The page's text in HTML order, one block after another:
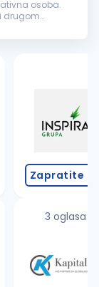
drugom
Zapratite
3 oglasa